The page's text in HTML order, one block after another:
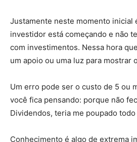
Justamente neste momento inicial
investidor está começando e não
com investimentos. Nessa hora
um apoio ou uma luz para mostrar
Um erro pode ser o custo de 5 ou
você fica pensando: porque não
Dividendos, teria me poupado
Conhecimento é algo de extrema